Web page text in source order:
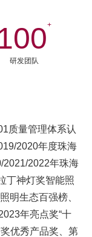
+
研发团队
质量管理体系认
2020年度珠海
2021/2022年珠海
丁神灯奖智能照
明生态百强榜、
年亮点奖“十
优秀产品奖、第